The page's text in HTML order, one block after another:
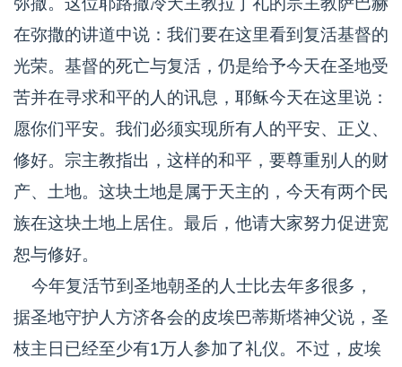
在弥撒的讲道中说：我们要在这里看到复活基督的
光荣。基督的死亡与复活，仍是给予今天在圣地受
苦并在寻求和平的人的讯息，耶稣今天在这里说：
愿你们平安。我们必须实现所有人的平安、正义、
修好。宗主教指出，这样的和平，要尊重别人的财
产、土地。这块土地是属于天主的，今天有两个民
族在这块土地上居住。最后，他请大家努力促进宽
恕与修好。
今年复活节到圣地朝圣的人士比去年多很多，
据圣地守护人方济各会的皮埃巴蒂斯塔神父说，圣
枝主日已经至少有1万人参加了礼仪。不过，皮埃